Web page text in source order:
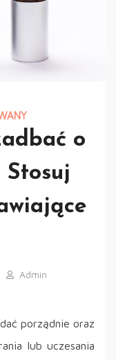
o
Stosuj
Admin
porządnie oraz
lub uczesania